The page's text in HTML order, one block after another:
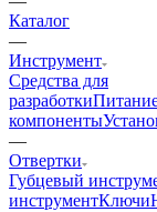
Каталог
—
Инструмент
Средства для
разработки
компоненты
—
Отвертки
Губцевый
инструментКлючи